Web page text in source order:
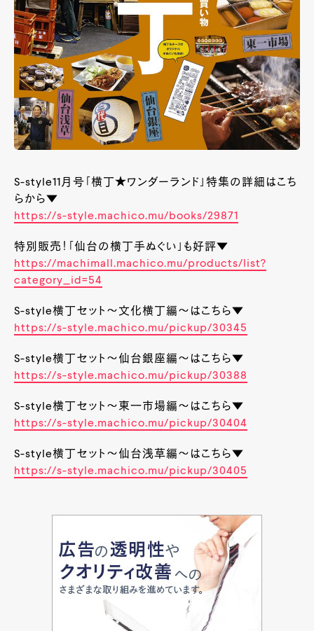
S-style11月号「横丁★ワンダーランド」特集の詳細はこち
らから▼
https://s-style.machico.mu/books/29871
特別販売！「仙台の横丁手ぬぐい」も好評▼
https://machimall.machico.mu/products/list?
category_id=54
S-style横丁セット～文化横丁編～はこちら▼
https://s-style.machico.mu/pickup/30345
S-style横丁セット～仙台銀座編～はこちら▼
https://s-style.machico.mu/pickup/30388
S-style横丁セット～東一市場編～はこちら▼
https://s-style.machico.mu/pickup/30404
S-style横丁セット～仙台浅草編～はこちら▼
https://s-style.machico.mu/pickup/30405